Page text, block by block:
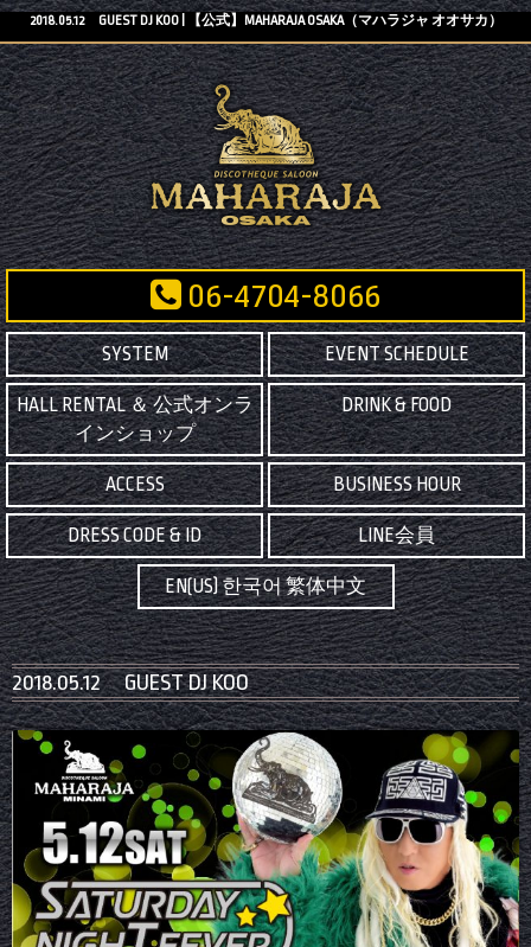
2018.05.12 GUEST DJ KOO | 【公式】MAHARAJA OSAKA（マハラジャ オオサカ）
06-4704-8066
SYSTEM EVENT SCHEDULE
HALL RENTAL ＆ 公式オンラ
インショップ
DRINK & FOOD
ACCESS BUSINESS HOUR
DRESS CODE & ID LINE会員
EN(US) 한국어 繁体中文
2018.05.12 GUEST DJ KOO